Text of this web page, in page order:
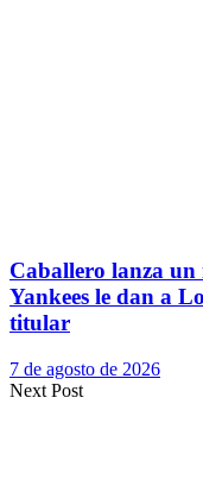
Caballero lanza un
Yankees le dan a
titular
7 de agosto de 2026
Next Post